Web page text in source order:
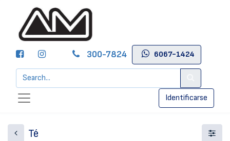
300-7824 6067-1424
Identificarse
Té